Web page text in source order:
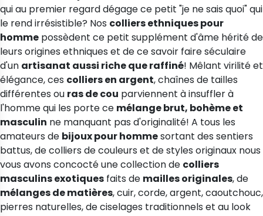
qui au premier regard dégage ce petit "je ne sais quoi" qui
le rend irrésistible? Nos colliers ethniques pour
homme possèdent ce petit supplément d'âme hérité de
leurs origines ethniques et de ce savoir faire séculaire
d'un artisanat aussi riche que raffiné! Mêlant virilité et
élégance, ces colliers en argent, chaînes de tailles
différentes ou ras de cou parviennent à insuffler à
l'homme qui les porte ce mélange brut, bohème et
masculin ne manquant pas d'originalité! A tous les
amateurs de bijoux pour hommesortant des sentiers
battus, de colliers de couleurs et de styles originaux nous
vous avons concocté une collection de colliers
masculins exotiques faits de mailles originales, de
mélanges de matières, cuir, corde, argent, caoutchouc,
pierres naturelles, de ciselages traditionnels et au look